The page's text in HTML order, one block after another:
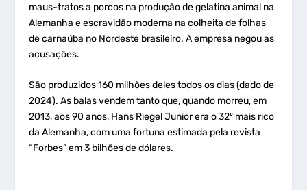
maus-tratos a porcos na produção de gelatina animal na
Alemanha e escravidão moderna na colheita de folhas
de carnaúba no Nordeste brasileiro. A empresa negou as
acusações.
São produzidos 160 milhões deles todos os dias (dado de
2024). As balas vendem tanto que, quando morreu, em
2013, aos 90 anos, Hans Riegel Junior era o 32º mais rico
da Alemanha, com uma fortuna estimada pela revista
“Forbes” em 3 bilhões de dólares.